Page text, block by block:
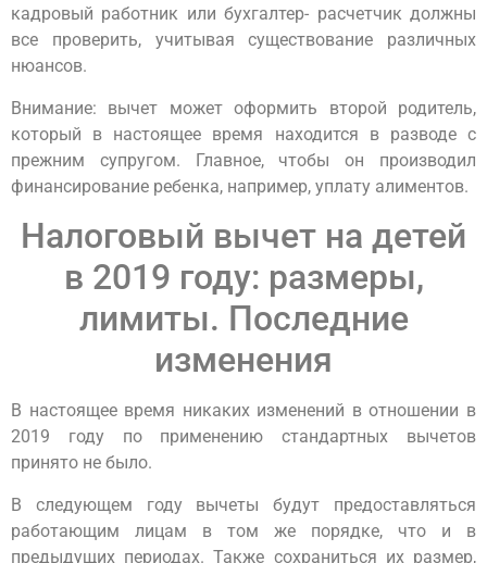
кадровый работник или бухгалтер- расчетчик должны
все проверить, учитывая существование различных
нюансов.
Внимание: вычет может оформить второй родитель,
который в настоящее время находится в разводе с
прежним супругом. Главное, чтобы он производил
финансирование ребенка, например, уплату алиментов.
Налоговый вычет на детей
в 2019 году: размеры,
лимиты. Последние
изменения
В настоящее время никаких изменений в отношении в
2019 году по применению стандартных вычетов
принято не было.
В следующем году вычеты будут предоставляться
работающим лицам в том же порядке, что и в
предыдущих периодах. Также сохраниться их размер,